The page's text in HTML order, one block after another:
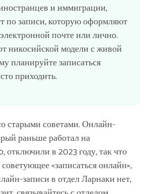
и иммиграции,
по записи, которую оформляют
почте или лично.
никосийской модели с живой
планируйте записаться
приходить.
старыми советами. Онлайн-
раньше работал на
в 2023 году, так что
«записаться онлайн»,
записи в отдел Ларнаки нет,